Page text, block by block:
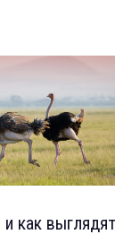
как выглядят